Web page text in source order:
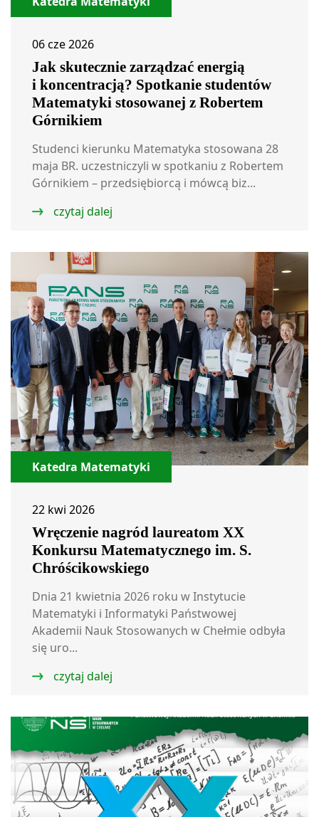
06 cze 2026
Jak skutecznie zarządzać energią
i koncentracją? Spotkanie studentów
Matematyki stosowanej z Robertem
Górnikiem
Studenci kierunku Matematyka stosowana 28
maja BR. uczestniczyli w spotkaniu z Robertem
Górnikiem – przedsiębiorcą i mówcą biz...
czytaj dalej
Katedra Matematyki
22 kwi 2026
Wręczenie nagród laureatom XX
Konkursu Matematycznego im. S.
Chróścikowskiego
Dnia 21 kwietnia 2026 roku w Instytucie
Matematyki i Informatyki Państwowej
Akademii Nauk Stosowanych w Chełmie odbyła
się uro...
czytaj dalej